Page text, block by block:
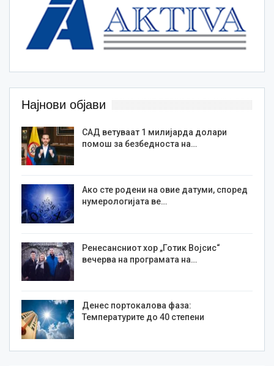
Најнови објави
САД ветуваат 1 милијарда долари
помош за безбедноста на…
Ако сте родени на овие датуми, според
нумерологијата ве…
Ренесансниот хор „Готик Војсис“
вечерва на програмата на…
Денес портокалова фаза:
Температурите до 40 степени